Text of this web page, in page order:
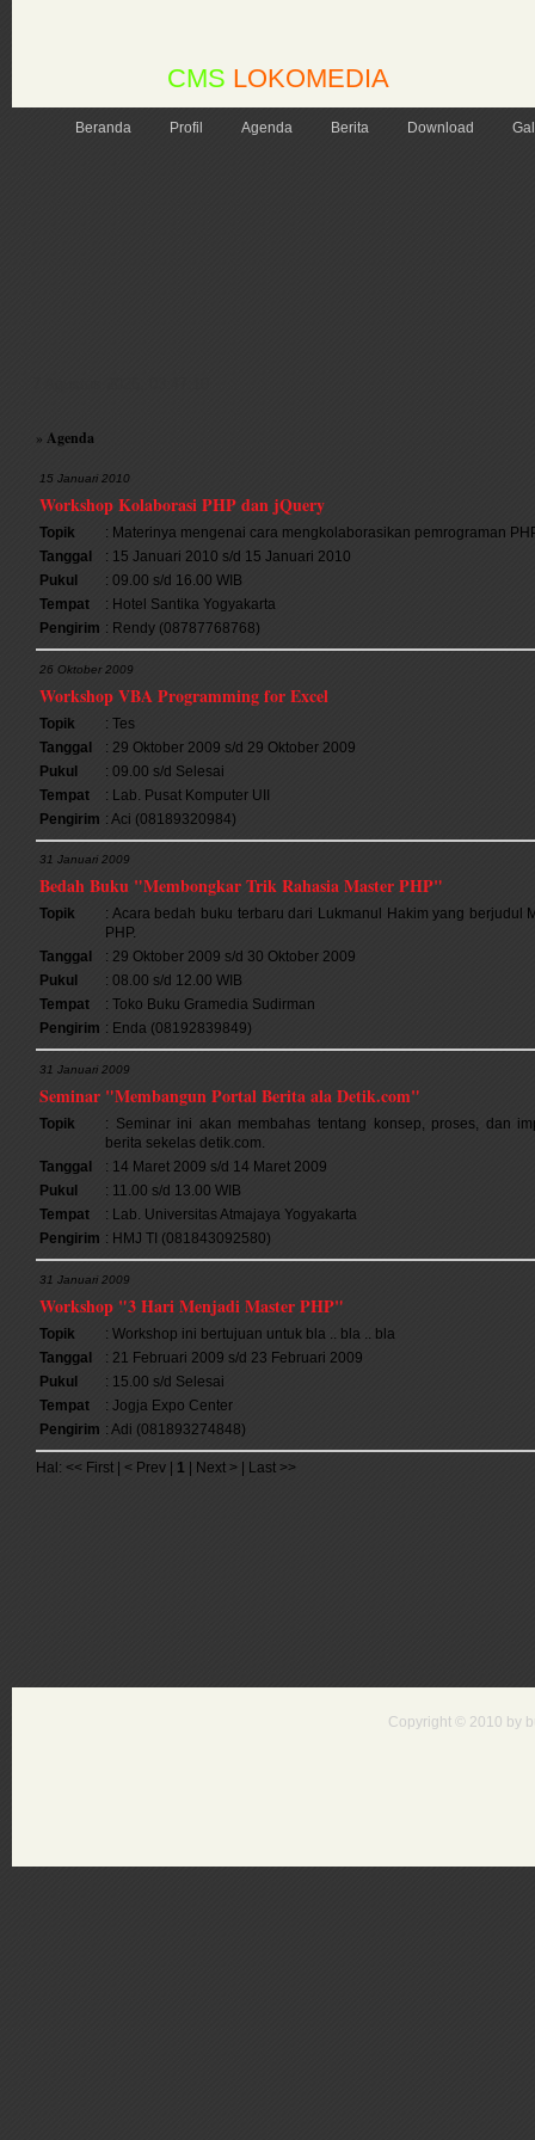
CMS LOKOMEDIA
Beranda Profil Agenda Berita Download
» Agenda
15 Januari 2010
Workshop Kolaborasi PHP dan jQuery
Topik
: Materinya mengenai cara mengkolaborasikan pemrograman
Tanggal
: 15 Januari 2010 s/d 15 Januari 2010
Pukul
: 09.00 s/d 16.00 WIB
Tempat
: Hotel Santika Yogyakarta
Pengirim : Rendy (08787768768)
26 Oktober 2009
Workshop VBA Programming for Excel
Topik
: Tes
Tanggal
: 29 Oktober 2009 s/d 29 Oktober 2009
Pukul
: 09.00 s/d Selesai
Tempat
: Lab. Pusat Komputer UII
Pengirim : Aci (08189320984)
31 Januari 2009
Bedah Buku "Membongkar Trik Rahasia Master PHP"
Topik
: Acara bedah buku terbaru dari Lukmanul Hakim yang berjudul
PHP.
Tanggal
: 29 Oktober 2009 s/d 30 Oktober 2009
Pukul
: 08.00 s/d 12.00 WIB
Tempat
: Toko Buku Gramedia Sudirman
Pengirim : Enda (08192839849)
31 Januari 2009
Seminar "Membangun Portal Berita ala Detik.com"
Topik
: Seminar ini akan membahas tentang konsep, proses, dan
berita sekelas detik.com.
Tanggal
: 14 Maret 2009 s/d 14 Maret 2009
Pukul
: 11.00 s/d 13.00 WIB
Tempat
: Lab. Universitas Atmajaya Yogyakarta
Pengirim : HMJ TI (081843092580)
31 Januari 2009
Workshop "3 Hari Menjadi Master PHP"
Topik
: Workshop ini bertujuan untuk bla .. bla .. bla
Tanggal
: 21 Februari 2009 s/d 23 Februari 2009
Pukul
: 15.00 s/d Selesai
Tempat
: Jogja Expo Center
Pengirim : Adi (081893274848)
Hal: << First | < Prev | 1 | Next > | Last >>
Copyright © 2010 by